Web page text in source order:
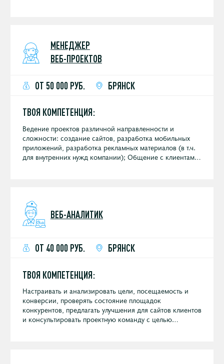
МЕНЕДЖЕР
ВЕБ-ПРОЕКТОВ
ОТ 50 000 РУБ. БРЯНСК
ТВОЯ КОМПЕТЕНЦИЯ:
Ведение проектов различной направленности и
сложности: создание сайтов, разработка мобильных
приложений, разработка рекламных материалов (в т.ч.
для внутренних нужд компании); Общение с клиентами
контроль качества; Подбор команды под проект
(фрилансеры, студии, подрядчики и штатные
сотрудники); Подготовка КП как с помощью
индивидуальных; Контроль качества (ведение отчетов,
контроль фактических технических затрат по
подготовка и согласование договора, подготовка актов
на закрытие этапов работ, выставление счетов; Ведение
отчетной документации по проектам.
ВЕБ-АНАЛИТИК
ОТ 40 000 РУБ. БРЯНСК
ТВОЯ КОМПЕТЕНЦИЯ:
Настраивать и анализировать цели, посещаемость и
конверсии, проверять состояние площадок
конкурентов, предлагать улучшения для сайтов клиентов
и консультировать проектную команду с целью